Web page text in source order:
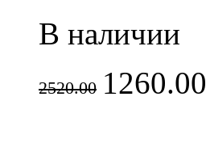
В наличии
2520.00 1260.00